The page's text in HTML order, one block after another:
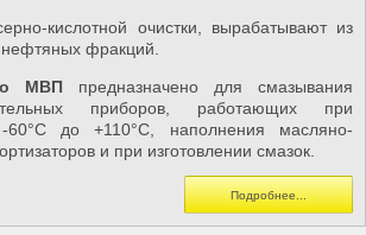
кислотной очистки, вырабатывают из
фракций.
МВП предназначено для смазывания
приборов, работающих при
60°С до +110°С, наполнения масляно-
и при изготовлении смазок.
Подробнее...